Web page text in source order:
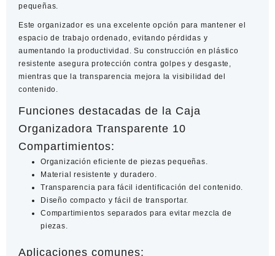
pequeñas.
Este organizador es una excelente opción para mantener el
espacio de trabajo ordenado, evitando pérdidas y
aumentando la productividad. Su construcción en plástico
resistente asegura protección contra golpes y desgaste,
mientras que la transparencia mejora la visibilidad del
contenido.
Funciones destacadas de la Caja
Organizadora Transparente 10
Compartimientos:
Organización eficiente de piezas pequeñas.
Material resistente y duradero.
Transparencia para fácil identificación del contenido.
Diseño compacto y fácil de transportar.
Compartimientos separados para evitar mezcla de
piezas.
Aplicaciones comunes: